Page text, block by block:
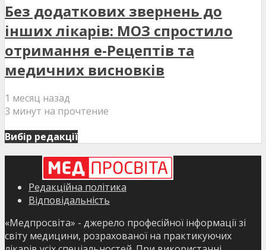
Без додаткових звернень до
інших лікарів: МОЗ спростило
отримання е-Рецептів та
медичних висновків
1 месяц назад
3 минут на прочтение
Вибір редакції
Редакційна політика
Відповідальність
«Медпросвіта» - джерело професійної інформації зі
світу медицини, розрахованої на практикуючих